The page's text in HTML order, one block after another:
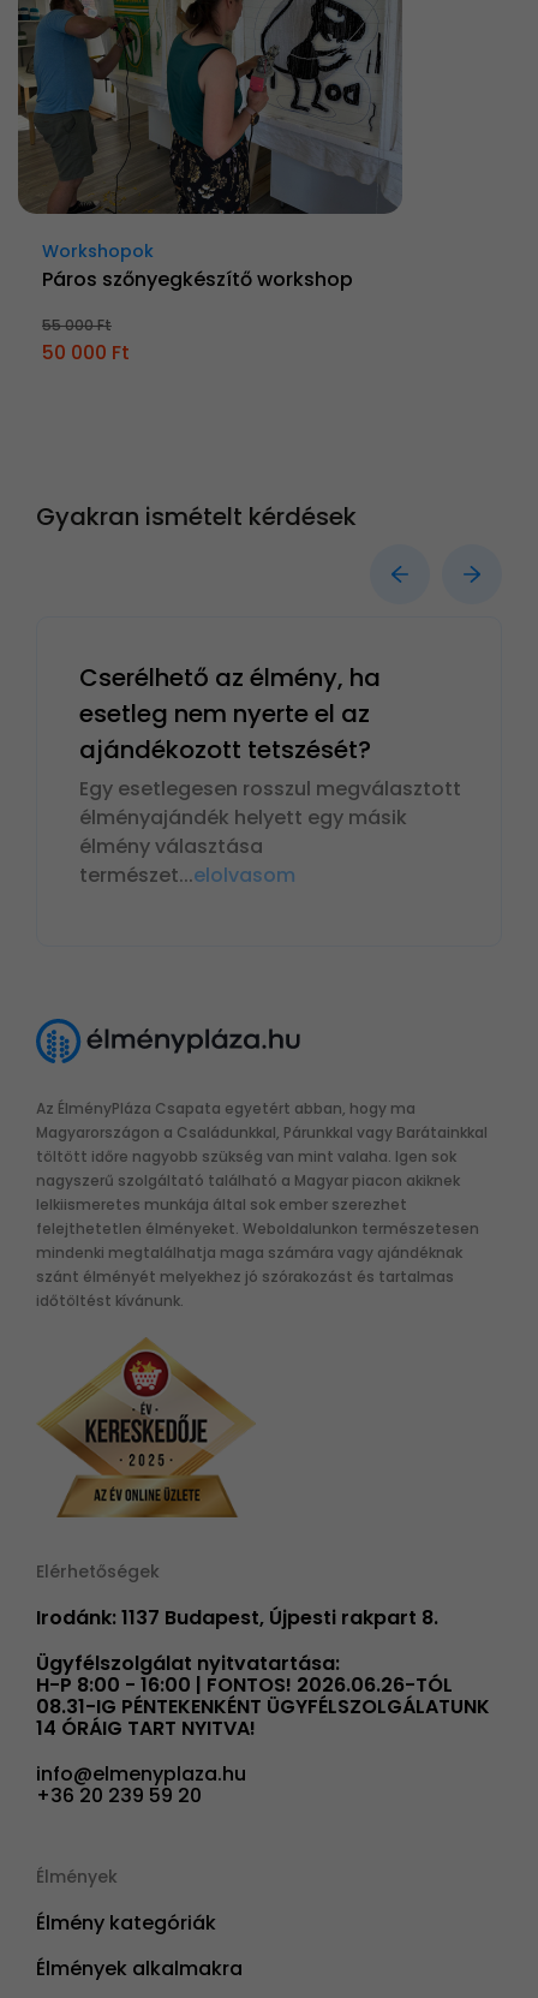
Workshopok
Páros szőnyegkészítő workshop
55 000 Ft
50 000 Ft
Gyakran ismételt kérdések
Cserélhető az élmény, ha
esetleg nem nyerte el az
ajándékozott tetszését?
Egy esetlegesen rosszul megválasztott
élményajándék helyett egy másik
élmény választása
természet...elolvasom
Az ÉlményPláza Csapata egyetért abban, hogy ma
Magyarországon a Családunkkal, Párunkkal vagy Barátainkkal
töltött időre nagyobb szükség van mint valaha. Igen sok
nagyszerű szolgáltató található a Magyar piacon akiknek
lelkiismeretes munkája által sok ember szerezhet
felejthetetlen élményeket. Weboldalunkon természetesen
mindenki megtalálhatja maga számára vagy ajándéknak
szánt élményét melyekhez jó szórakozást és tartalmas
időtöltést kívánunk.
Elérhetőségek
Irodánk: 1137 Budapest, Újpesti rakpart 8.
Ügyfélszolgálat nyitvatartása:
H-P 8:00 - 16:00 | FONTOS! 2026.06.26-TÓL
08.31-IG PÉNTEKENKÉNT ÜGYFÉLSZOLGÁLATUNK
14 ÓRÁIG TART NYITVA!
info@elmenyplaza.hu
+36 20 239 59 20
Élmények
Élmény kategóriák
Élmények alkalmakra